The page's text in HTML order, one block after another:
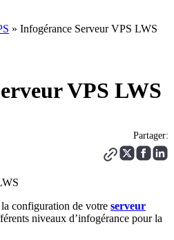
» Infogérance Serveur VPS LWS
VPS LWS
Partager:
configuration de votre serveur
niveaux d’infogérance pour la